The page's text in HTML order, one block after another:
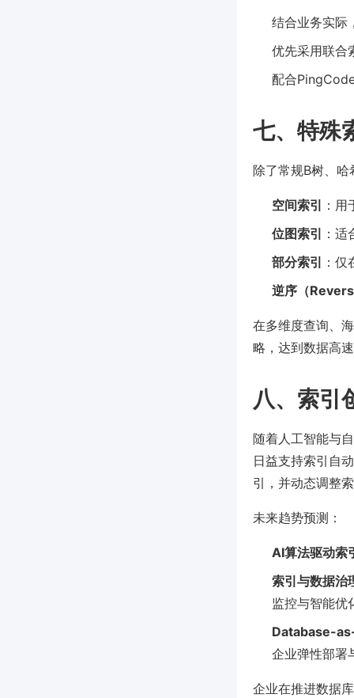
结合业务实际
优先采用联合
配合
七、特殊
除了常规B树、
空间索引
：
位图索引
：
部分索引
：
逆序（
在多维度查询、
略，达到数据高
八、索引
随着人工智能与
日益支持索引自
引，并动态调整
未来趋势预测：
AI算法驱动索
索引与数据治
监控与智能优
Database-
企业弹性部署
企业在推进数据